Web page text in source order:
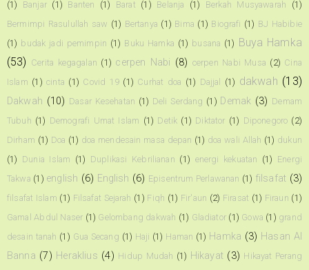
(1) Banjar (1) Banten (1) Barat (1) Belanja (1) Berkah Musyawarah
(1)
Bermimpi Rasulullah saw (1) Bertanya (1) Bima (1) Biografi (1) BJ Habibie
(1) budak jadi pemimpin (1) Buku Hamka (1) busana (1) Buya Hamka
(53) Cerita kegagalan (1) cerpen Nabi (8) cerpen Nabi Musa (2) Cina
Islam (1) cinta (1) Covid 19 (1) Curhat doa (1) Dajjal (1) dakwah (13)
Dakwah (10) Dasar Kesehatan (1) Deli Serdang (1) Demak (3) Demam
Tubuh (1) Demografi Umat Islam (1) Detik (1) Diktator (1) Diponegoro (2)
Dirham (1) Doa (1) doa mendesain masa depan (1) doa wali Allah (1) dukun
(1) Dunia Islam (1) Duplikasi Kebrilianan (1) energi kekuatan (1) Energi
Takwa (1) english (6) English (6) Episentrum Perlawanan (1) filsafat (3)
filsafat Islam (1) Filsafat Sejarah (1) Fiqh (1) Fir'aun (2) Firasat (1) Firaun (1)
Gamal Abdul Naser (1) Gelombang dakwah (1) Gladiator (1) Gowa (1) grand
desain tanah (1) Gua Secang (1) Haji (1) Haman (1) Hamka (3) Hasan Al
Banna (7) Heraklius (4) Hidup Mudah (1) Hikayat (3) Hikayat Perang